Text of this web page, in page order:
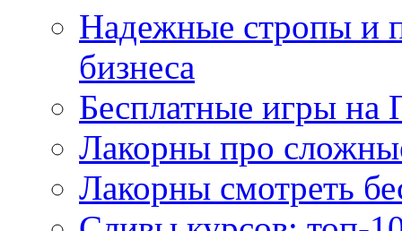
Надежные стропы и
бизнеса
Бесплатные игры на
Лакорны про
Лакорны смотреть